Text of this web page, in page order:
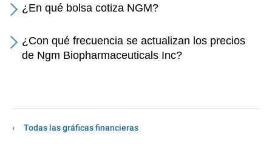
¿En qué bolsa cotiza NGM?
¿Con qué frecuencia se actualizan los precios
de Ngm Biopharmaceuticals Inc?
Todas las gráficas financieras